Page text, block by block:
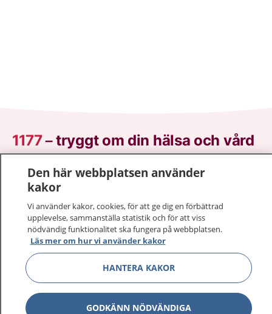
1177–tryggt om din hälsa och vård
På 1177.se får du råd om hälsa och information om
sjukdomar och vilka mottagningar du kan kontakta.
vårdärenden. Ring telefonnummer 1177 för
sjukvårdsrådgivning dygnet runt.
1177 ger dig råd när du vill må bättre.
Den här webbplatsen använder
kakor
Vi använder kakor, cookies, för att ge dig en förbättrad
upplevelse, sammanställa statistik och för att viss
nödvändig funktionalitet ska fungera på webbplatsen.
Läs mer om hur vi använder kakor
HANTERA KAKOR
GODKÄNN NÖDVÄNDIGA